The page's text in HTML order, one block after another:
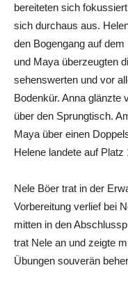
bereiteten sich
sich durchaus aus.
den Bogengang auf
und Maya überzeugten
sehenswerten und vor
Bodenkür. Anna glänzte
über den Sprungtisch.
Maya über einen
Helene landete auf Platz
Nele Böer trat in der
Vorbereitung verlief bei
mitten in den
trat Nele an und zeigte
Übungen souverän